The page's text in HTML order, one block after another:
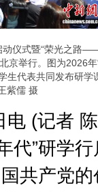
动仪式暨“荣光之路
京举行。图为2026年
生代表共同发布研学
紫儒 摄
(记者
代”研学
共产党的